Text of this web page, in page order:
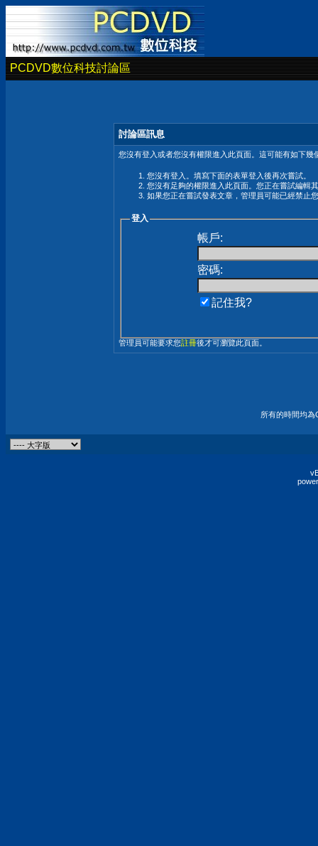
PCDVD數位科技討論區
討論區訊息
您沒有登入或者您沒有權限進入此頁面。這可能有如下幾
您沒有登入。填寫下面的表單登入後再次嘗試。
您沒有足夠的權限進入此頁面。您正在嘗試編輯
如果您正在嘗試發表文章，管理員可能已經禁止
登入
帳戶:
密碼:
記住我?
管理員可能要求您註冊後才可瀏覽此頁面。
所有的時間均為